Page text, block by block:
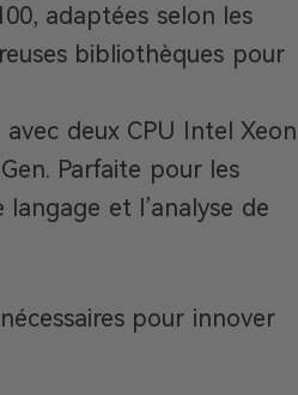
adaptées selon les
bibliothèques pour
deux CPU Intel Xeon
Parfaite pour les
et l’analyse de
pour innover